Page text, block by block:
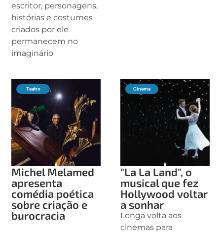
escritor, personagens,
histórias e costumes
criados por ele
permanecem no
imaginário
Teatro
Michel Melamed
apresenta
comédia poética
sobre criação e
burocracia
Cinema
"La La Land", o
musical que fez
Hollywood voltar
a sonhar
Longa volta aos
cinemas para